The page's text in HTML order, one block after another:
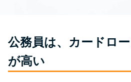
公務員は、カードロ
が高い